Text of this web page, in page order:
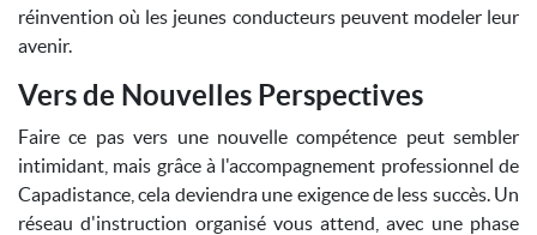
réinvention où les jeunes conducteurs peuvent modeler leur
avenir.
Vers de Nouvelles Perspectives
Faire ce pas vers une nouvelle compétence peut sembler
intimidant, mais grâce à l'accompagnement professionnel de
Capadistance, cela deviendra une exigence de less succès. Un
réseau d'instruction organisé vous attend, avec une phase